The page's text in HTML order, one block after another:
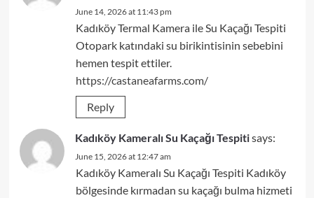
June 14, 2026 at 11:43 pm
Kadıköy Termal Kamera ile Su Kaçağı Tespiti
Otopark katındaki su birikintisinin sebebini
hemen tespit ettiler.
https://castaneafarms.com/
Reply
Kadıköy Kameralı Su Kaçağı Tespitisays:
June 15, 2026 at 12:47 am
Kadıköy Kameralı Su Kaçağı Tespiti Kadıköy
bölgesinde kırmadan su kaçağı bulma hizmeti